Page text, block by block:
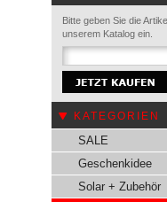
Bitte geben Sie die
unserem Katalog ein.
KATEGORIEN
SALE
Geschenkidee
Solar + Zubehör